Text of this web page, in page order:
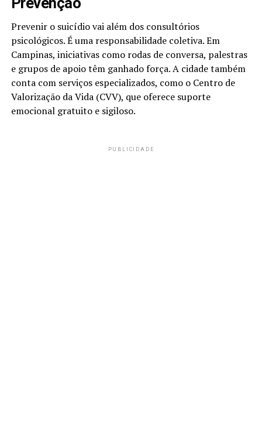
Prevenir o suicídio vai além dos consultórios
psicológicos. É uma responsabilidade coletiva. Em
Campinas, iniciativas como rodas de conversa, palestras
e grupos de apoio têm ganhado força. A cidade também
conta com serviços especializados, como o Centro de
Valorização da Vida (CVV), que oferece suporte
emocional gratuito e sigiloso.
PUBLICIDADE